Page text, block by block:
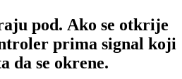
pod. Ako se otkrije
prima signal koji
da se okrene.